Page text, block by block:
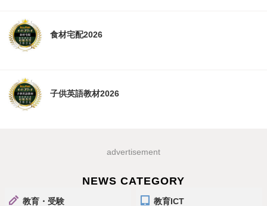
食材宅配2026
子供英語教材2026
advertisement
NEWS CATEGORY
教育・受験 教育ICT